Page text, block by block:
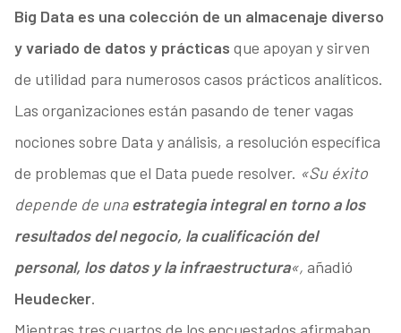
Big Data es una colección de un almacenaje diverso
y variado de datos y prácticas que apoyan y sirven
de utilidad para numerosos casos prácticos analíticos.
Las organizaciones están pasando de tener vagas
nociones sobre Data y análisis, a resolución específica
de problemas que el Data puede resolver. «Su éxito
depende de una estrategia integral en torno a los
resultados del negocio, la cualificación del
personal, los datos y la infraestructura«, añadió
Heudecker.